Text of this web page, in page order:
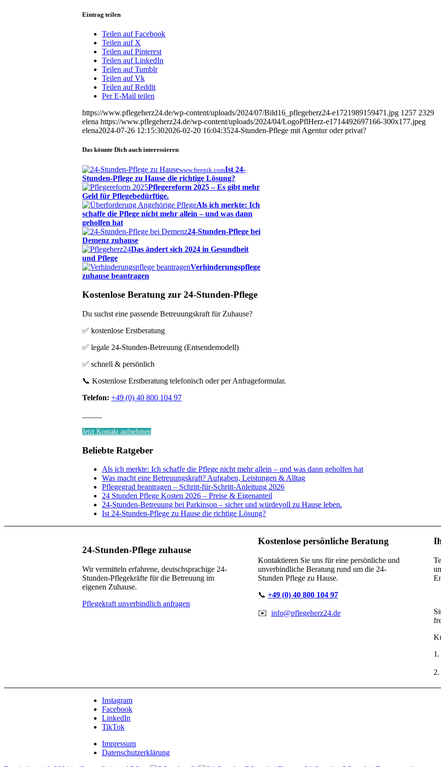
Eintrag teilen
Teilen auf Facebook
Teilen auf X
Teilen auf Pinterest
Teilen auf LinkedIn
Teilen auf Tumblr
Teilen auf Vk
Teilen auf Reddit
Per E-Mail teilen
https://www.pflegeherz24.de/wp-content/uploads/2024/07/Bild16_pflegeherz24-e1721989159471.jpg 1257 2329
elena https://www.pflegeherz24.de/wp-content/uploads/2024/04/LogoPflHerz-e1714492697166-300x177.jpeg
elena2024-07-26 12:15:302026-02-20 16:04:3524-Stunden-Pflege mit Agentur oder privat?
Das könnte Dich auch interessieren
www.freepik.comIst 24-
Stunden-Pflege zu Hause die richtige Lösung?
Pflegereform 2025 – Es gibt mehr
Geld für Pflegebedürftige.
Als ich merkte: Ich
schaffe die Pflege nicht mehr allein – und was dann
geholfen hat
24-Stunden-Pflege bei
Demenz zuhause
Das ändert sich 2024 in Gesundheit
und Pflege
Verhinderungspflege
zuhause beantragen
Kostenlose Beratung zur 24-Stunden-Pflege
Du suchst eine passende Betreuungskraft für Zuhause?
✅ kostenlose Erstberatung
✅ legale 24-Stunden-Betreuung (Entsendemodell)
✅ schnell & persönlich
📞 Kostenlose Erstberatung telefonisch oder per Anfrageformular.
Telefon: +49 (0) 40 800 104 97
Jetzt Kontakt aufnehmen
Beliebte Ratgeber
Als ich merkte: Ich schaffe die Pflege nicht mehr allein – und was dann geholfen hat
Was macht eine Betreuungskraft? Aufgaben, Leistungen & Alltag
Pflegegrad beantragen – Schritt-für-Schritt-Anleitung 2026
24 Stunden Pflege Kosten 2026 – Preise & Eigenanteil
24-Stunden-Betreuung bei Parkinson – sicher und würdevoll zu Hause leben.
Ist 24-Stunden-Pflege zu Hause die richtige Lösung?
24-Stunden-Pflege zuhause
Wir vermitteln erfahrene, deutschsprachige 24-
Stunden-Pflegekräfte für die Betreuung im
eigenen Zuhause.
Pflegekraft unverbindlich anfragen
Kostenlose persönliche Beratung
Kontaktieren Sie uns für eine persönliche und
unverbindliche Beratung rund um die 24-
Stunden Pflege zu Hause.
📞 +49 (0) 40 800 104 97
✉️ info@pflegeherz24.de
Instagram
Facebook
LinkedIn
TikTok
Impressum
Datenschutzerklärung